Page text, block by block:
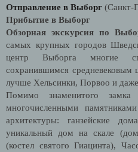
Отправление в Выборг (Санкт-
Прибытие в Выборг
Обзорная экскурсия по
самых крупных городов
центр Выборга многие
сохранившимся средневековым
лучше Хельсинки, Порвоо и
Помимо знаменитого замка
многочисленными
архитектуры: ганзейские
уникальный дом на скале
(костел святого Гиацинта),